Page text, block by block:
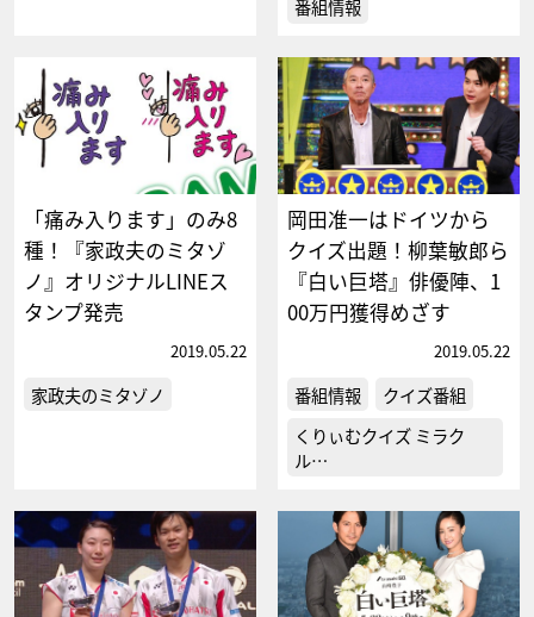
番組情報
「痛み入ります」のみ8
種！『家政夫のミタゾ
ノ』オリジナルLINEス
タンプ発売
2019.05.22
家政夫のミタゾノ
岡田准一はドイツから
クイズ出題！柳葉敏郎ら
『白い巨塔』俳優陣、1
00万円獲得めざす
2019.05.22
番組情報
クイズ番組
くりぃむクイズ ミラク
ル…